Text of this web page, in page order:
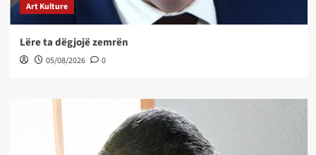
Art Kulture
Lëre ta dëgjojë zemrën
05/08/2026 0